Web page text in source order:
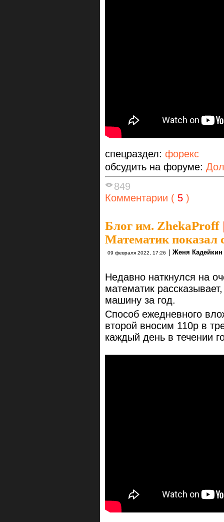
спецраздел: форекс
обсудить на форуме:
849
Комментарии ( 5 )
Блог им. ZhekaProff|
Математик показал
09 февраля 2022, 17:26 | Женя Кадейкин
Недавно наткнулся на
математик
машину за год.
Способ ежедневного
второй вносим 110р в
каждый день в течении